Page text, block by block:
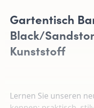
Gartentisch
Black/
Kunststoff
Lernen Sie unseren